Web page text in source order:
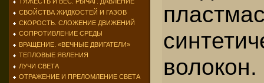
СВОЙСТВА ЖИДКОСТЕЙ И ГАЗОВ
СКОРОСТЬ. СЛОЖЕНИЕ ДВИЖЕНИЙ
СОПРОТИВЛЕНИЕ СРЕДЫ
ВРАЩЕНИЕ. «ВЕЧНЫЕ ДВИГАТЕЛИ»
ТЕПЛОВЫЕ ЯВЛЕНИЯ
ЛУЧИ СВЕТА
ОТРАЖЕНИЕ И ПРЕЛОМЛЕНИЕ СВЕТА
волокон.